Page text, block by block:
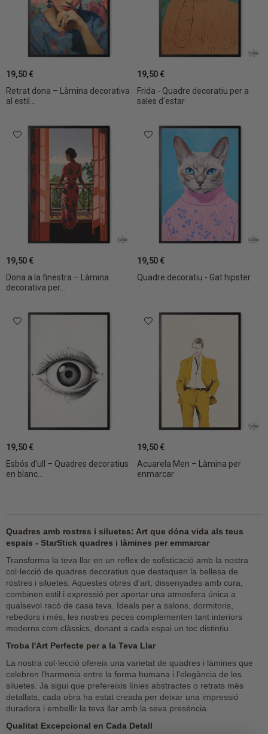
Retrat dona – Làmina decorativa
al estil...
19,50 €
Frida - Quadre decoratiu per a
sales d'estar
19,50 €
Dona a la finestra – Làmina
decorativa per...
19,50 €
Quadre decoratiu - Gat hipster
19,50 €
Esbós d'ull – Quadres decoratius
en blanc...
19,50 €
Acuarela Men – Làmina per
enmarcar
19,50 €
Quadres amb rostres i siluetes: Art que dóna vida als teus
espais - StarStick quadres i làmines per emmarcar
Transforma la teva llar en un reflex de sofisticació amb la nostra
col·lecció de quadres decoratius que destaquen la bellesa de
rostres i siluetes. Aquestes obres d'art, dissenyades amb cura,
combinen estil i expressió per aportar una atmosfera única a
qualsevol racó de casa teva. Ideals per a salons, dormitoris,
rebedors i més, les nostres peces complementen tant interiors
moderns com clàssics, donant a cada espai un toc distintiu.
Troba l'Art Perfecte per a la Teva Llar
La nostra col·lecció ofereix una varietat de quadres i làmines que
celebren l'harmonia entre la forma humana i l'elegància de les
siluetes. Ja sigui que prefereixis línies abstractes o retrats més
detallats, cada obra ha estat creada per deixar una impressió
duradora i embellir la teva llar amb la seva presència.
Qualitat Excepcional en Cada Detall